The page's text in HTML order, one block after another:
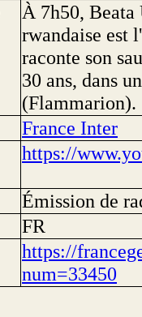
À 7h50,
rwandaise est
raconte son
30 ans, dans
(Flammarion).
France Inter
https://
Émission de
FR
https://
num=33450